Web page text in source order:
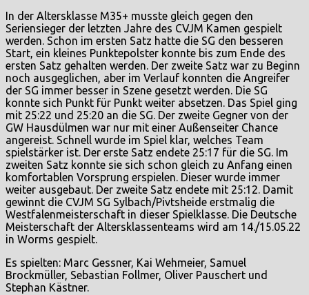
In der Altersklasse M35+ musste gleich gegen den
Seriensieger der letzten Jahre des CVJM Kamen gespielt
werden. Schon im ersten Satz hatte die SG den besseren
Start, ein kleines Punktepolster konnte bis zum Ende des
ersten Satz gehalten werden. Der zweite Satz war zu Beginn
noch ausgeglichen, aber im Verlauf konnten die Angreifer
der SG immer besser in Szene gesetzt werden. Die SG
konnte sich Punkt für Punkt weiter absetzen. Das Spiel ging
mit 25:22 und 25:20 an die SG. Der zweite Gegner von der
GW Hausdülmen war nur mit einer Außenseiter Chance
angereist. Schnell wurde im Spiel klar, welches Team
spielstärker ist. Der erste Satz endete 25:17 für die SG. Im
zweiten Satz konnte sie sich schon gleich zu Anfang einen
komfortablen Vorsprung erspielen. Dieser wurde immer
weiter ausgebaut. Der zweite Satz endete mit 25:12. Damit
gewinnt die CVJM SG Sylbach/Pivtsheide erstmalig die
Westfalenmeisterschaft in dieser Spielklasse. Die Deutsche
Meisterschaft der Altersklassenteams wird am 14./15.05.22
in Worms gespielt.
Es spielten: Marc Gessner, Kai Wehmeier, Samuel
Brockmüller, Sebastian Follmer, Oliver Pauschert und
Stephan Kästner.